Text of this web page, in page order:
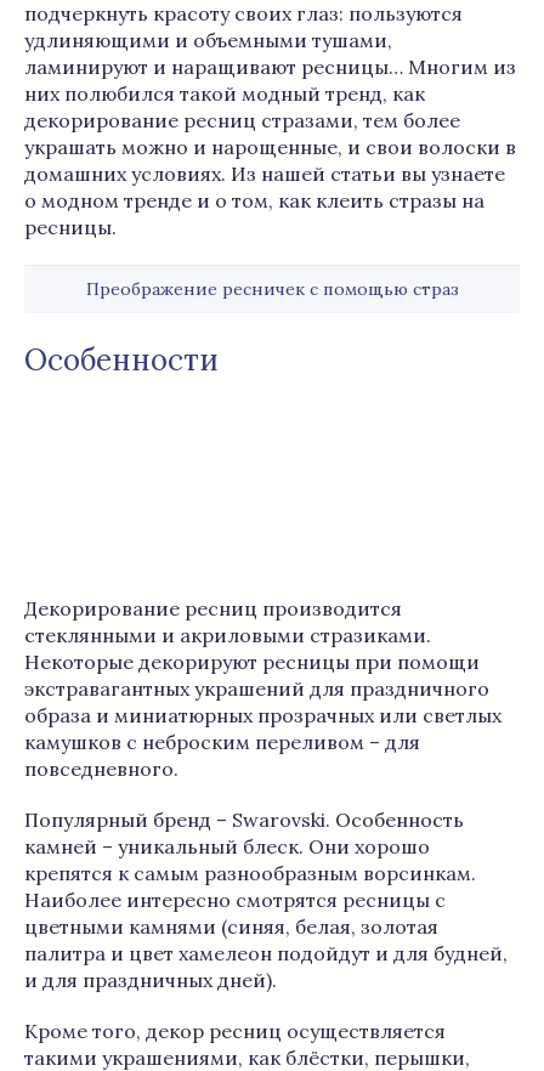
подчеркнуть красоту своих глаз: пользуются
удлиняющими и объемными тушами,
ламинируют и наращивают ресницы… Многим из
них полюбился такой модный тренд, как
декорирование ресниц стразами, тем более
украшать можно и нарощенные, и свои волоски в
домашних условиях. Из нашей статьи вы узнаете
о модном тренде и о том, как клеить стразы на
ресницы.
Преображение ресничек с помощью страз
Особенности
Декорирование ресниц производится
стеклянными и акриловыми стразиками.
Некоторые декорируют ресницы при помощи
экстравагантных украшений для праздничного
образа и миниатюрных прозрачных или светлых
камушков с неброским переливом – для
повседневного.
Популярный бренд – Swarovski. Особенность
камней – уникальный блеск. Они хорошо
крепятся к самым разнообразным ворсинкам.
Наиболее интересно смотрятся ресницы с
цветными камнями (синяя, белая, золотая
палитра и цвет хамелеон подойдут и для будней,
и для праздничных дней).
Кроме того, декор ресниц осуществляется
такими украшениями, как блёстки, перышки,